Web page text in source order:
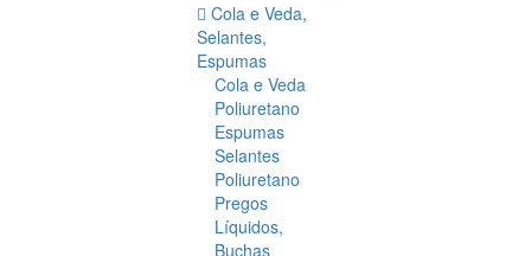
Cola e Veda,
Selantes,
Espumas
Cola e Veda
Poliuretano
Espumas
Selantes
Poliuretano
Pregos
Líquidos,
Buchas